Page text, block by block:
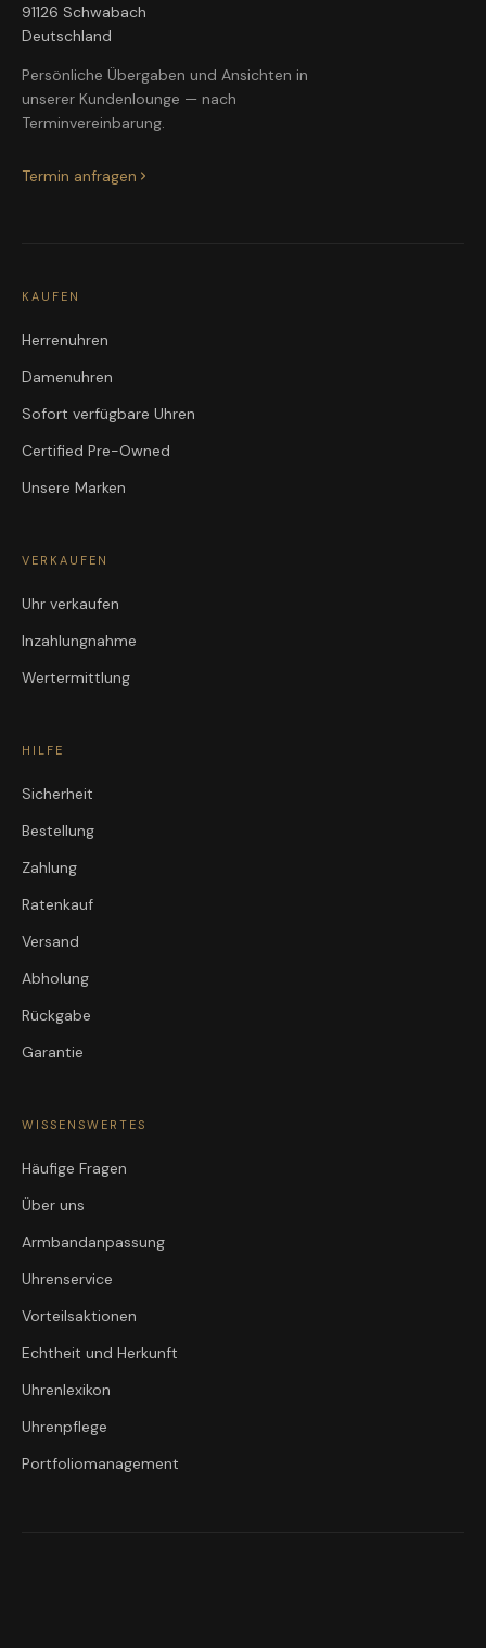
91126 Schwabach
Deutschland
Persönliche Übergaben und Ansichten in
unserer Kundenlounge — nach
Terminvereinbarung.
Termin anfragen
KAUFEN
Herrenuhren
Damenuhren
Sofort verfügbare Uhren
Certified Pre-Owned
Unsere Marken
VERKAUFEN
Uhr verkaufen
Inzahlungnahme
Wertermittlung
HILFE
Sicherheit
Bestellung
Zahlung
Ratenkauf
Versand
Abholung
Rückgabe
Garantie
WISSENSWERTES
Häufige Fragen
Über uns
Armbandanpassung
Uhrenservice
Vorteilsaktionen
Echtheit und Herkunft
Uhrenlexikon
Uhrenpflege
Portfoliomanagement